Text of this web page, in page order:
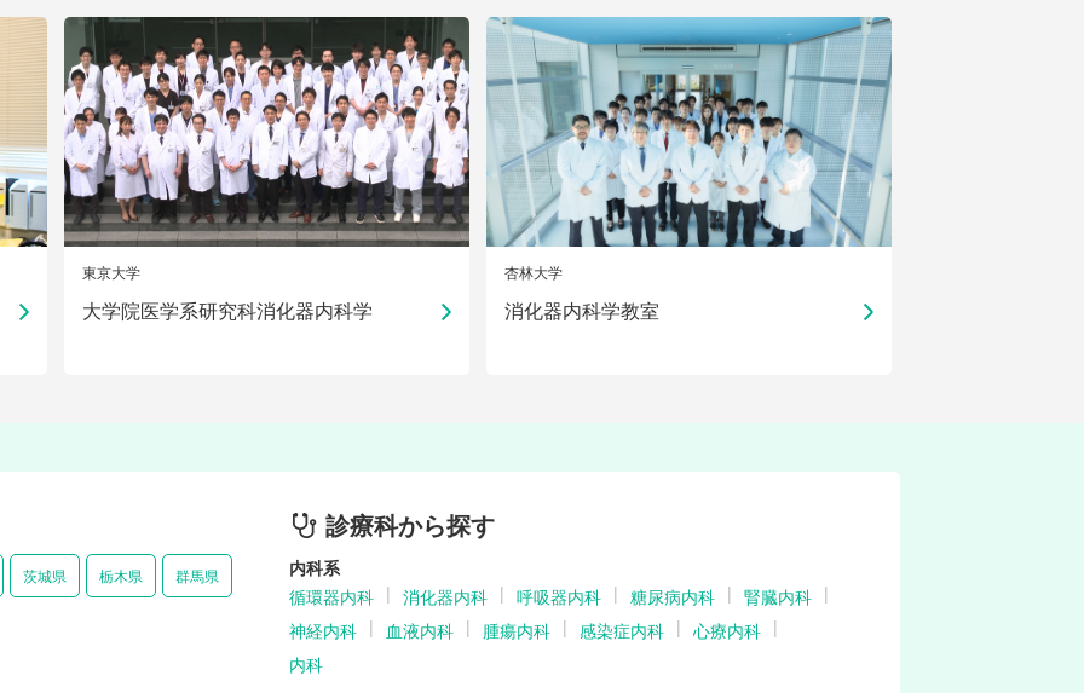
東京大学
大学院医学系研究科消化器内科学
杏林大学
消化器内科学教室
茨城県 栃木県 群馬県
診療科から探す
内科系
循環器内科
消化器内科 呼吸器内科 糖尿病内科
腎臓内科
神経内科
血液内科 腫瘍内科 感染症内科
心療内科
内科